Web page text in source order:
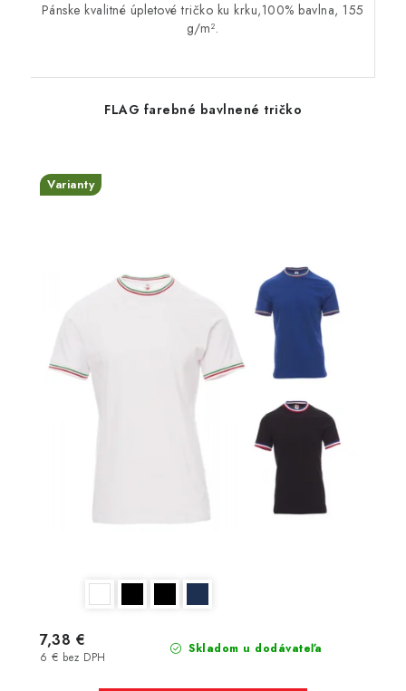
Pánske kvalitné úpletové tričko ku krku,100% bavlna, 155
g/m².
FLAG farebné bavlnené tričko
Varianty
Skladom u dodávateľa
6 € bez DPH
7,38 €